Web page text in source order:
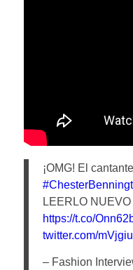
¡OMG! El
LEERLO
https://t.co/
twitter.com/
– Fashion